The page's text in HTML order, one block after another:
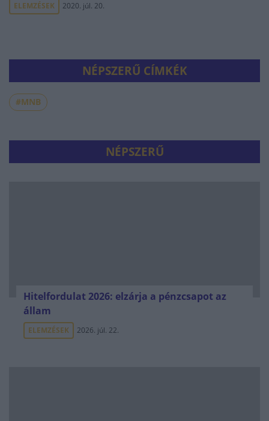
ELEMZÉSEK 2020. júl. 20.
NÉPSZERŰ CÍMKÉK
#MNB
NÉPSZERŰ
Hitelfordulat 2026: elzárja a pénzcsapot az
állam
ELEMZÉSEK 2026. júl. 22.